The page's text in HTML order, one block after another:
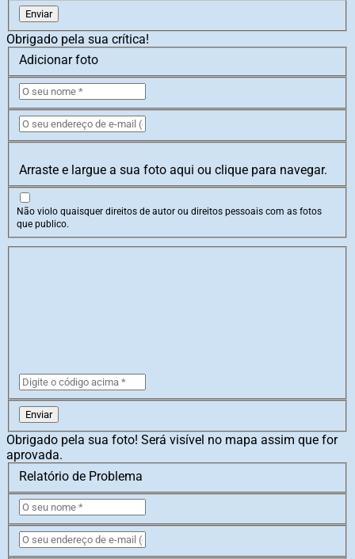
Enviar
Obrigado pela sua crítica!
Adicionar foto
Arraste e largue a sua foto aqui ou clique para navegar.
Não violo quaisquer direitos de autor ou direitos pessoais com as fotos
que publico.
Enviar
Obrigado pela sua foto! Será visível no mapa assim que for
aprovada.
Relatório de Problema